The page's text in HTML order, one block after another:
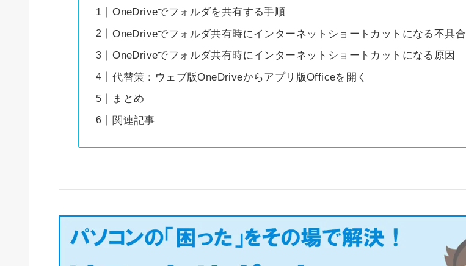
OneDriveでフォルダを共有する手順
OneDriveでフォルダ共有時にインターネットショートカットになる不具合
OneDriveでフォルダ共有時にインターネットショートカットになる原因
代替策：ウェブ版OneDriveからアプリ版Officeを開く
まとめ
関連記事